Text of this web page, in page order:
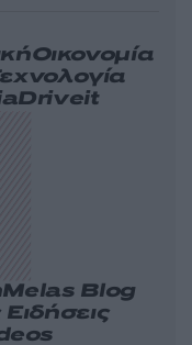
Οικονομία
Driveit
Melas Blog